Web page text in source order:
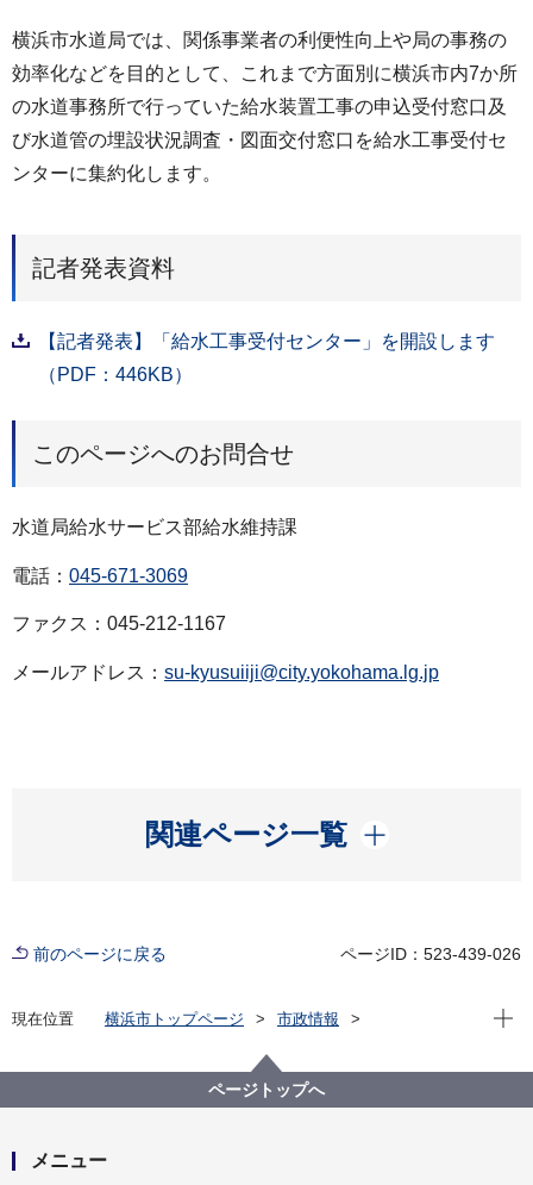
横浜市水道局では、関係事業者の利便性向上や局の事務の
効率化などを目的として、これまで方面別に横浜市内7か所
の水道事務所で行っていた給水装置工事の申込受付窓口及
び水道管の埋設状況調査・図面交付窓口を給水工事受付セ
ンターに集約化します。
記者発表資料
【記者発表】「給水工事受付センター」を開設します
（PDF：446KB）
このページへのお問合せ
水道局給水サービス部給水維持課
電話： 045-671-3069
ファクス：045-212-1167
メールアドレス： su-kyusuiiji@city.yokohama.lg.jp
関連ページ一覧
開く
前のページに戻る ページID：523-439-026
現在位置 横浜市トップページ
市政情報
「給水工事受付センター」を開設します
現在
ページトップへ
メニュー